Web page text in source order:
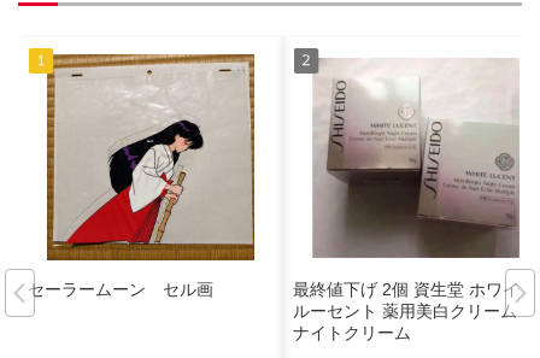
セーラームーン セル画
最終値下げ 2個 資生堂 ホワイト
ルーセント 薬用美白クリーム
ナイトクリーム